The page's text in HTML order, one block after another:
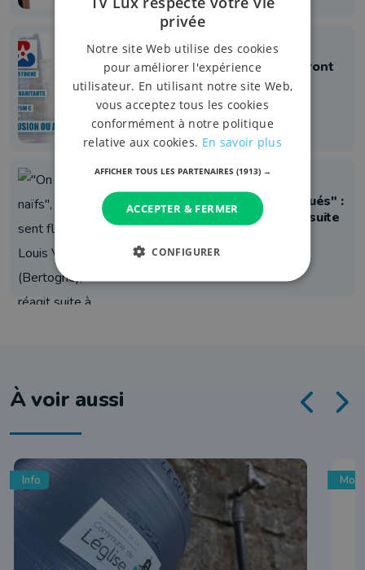
Info
Bastogne et Bertogne fusionneront
au 2 décembre 2024
11 février 2022 à 18:14
"On a été naïfs", "on se sent floués" :
Louis Vaguet (Bertogne), réagit suite
Bastogne
À voir aussi
Info
privée
Notre site Web utilise des cookies
pour améliorer l'expérience
utilisateur. En utilisant notre site Web,
vous acceptez tous les cookies
conformément à notre politique
relative aux cookies. En savoir plus
AFFICHER TOUS LES PARTENAIRES (1913) →
ACCEPTER & FERMER
CONFIGURER